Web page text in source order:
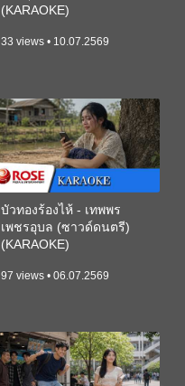
(KARAOKE)
33 views • 10.07.2569
บัวทองร้องไห้ - เทพพร
เพชรอุบล (ซาวด์ดนตรี)
(KARAOKE)
97 views • 06.07.2569